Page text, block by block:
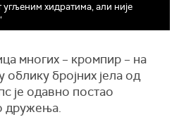
угљеним хидратима, али није
многих – кромпир – на
облику бројних јела од
је одавно постао
дружења.